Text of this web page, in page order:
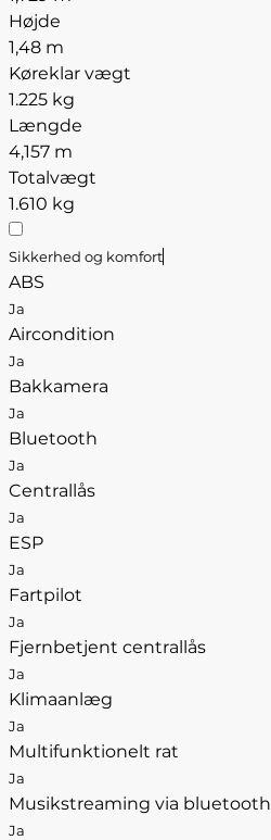
Højde
1,48 m
Køreklar vægt
1.225 kg
Længde
4,157 m
Totalvægt
1.610 kg
Sikkerhed og komfort
ABS
Ja
Aircondition
Ja
Bakkamera
Ja
Bluetooth
Ja
Centrallås
Ja
ESP
Ja
Fartpilot
Ja
Fjernbetjent centrallås
Ja
Klimaanlæg
Ja
Multifunktionelt rat
Ja
Musikstreaming via bluetooth
Ja